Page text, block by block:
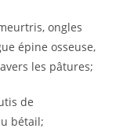
ongles
épine osseuse,
les pâtures;
de
bétail;